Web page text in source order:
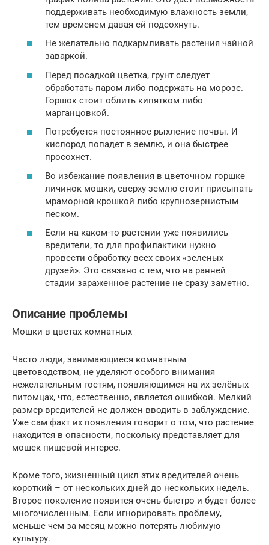
поддерживать необходимую влажность земли,
тем временем давая ей подсохнуть.
Не желательно подкармливать растения чайной
заваркой.
Перед посадкой цветка, грунт следует
обработать паром либо подержать на морозе.
Горшок стоит облить кипятком либо
марганцовкой.
Потребуется постоянное рыхление почвы. И
кислород попадет в землю, и она быстрее
просохнет.
Во избежание появления в цветочном горшке
личинок мошки, сверху землю стоит присыпать
мраморной крошкой либо крупнозернистым
песком.
Если на каком-то растении уже появились
вредители, то для профилактики нужно
провести обработку всех своих «зеленых
друзей». Это связано с тем, что на ранней
стадии зараженное растение не сразу заметно.
Описание проблемы
Мошки в цветах комнатных
Часто люди, занимающиеся комнатным
цветоводством, не уделяют особого внимания
нежелательным гостям, появляющимся на их зелёных
питомцах, что, естественно, является ошибкой. Мелкий
размер вредителей не должен вводить в заблуждение.
Уже сам факт их появления говорит о том, что растение
находится в опасности, поскольку представляет для
мошек пищевой интерес.
Кроме того, жизненный цикл этих вредителей очень
короткий – от нескольких дней до нескольких недель.
Второе поколение появится очень быстро и будет более
многочисленным. Если игнорировать проблему,
меньше чем за месяц можно потерять любимую
культуру.